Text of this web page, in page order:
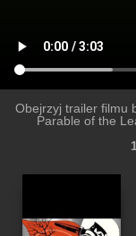
Obejrzyj trailer filmu
Parable of the